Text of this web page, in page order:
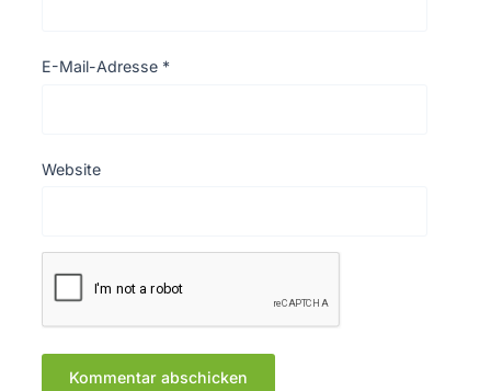
E-Mail-Adresse *
Website